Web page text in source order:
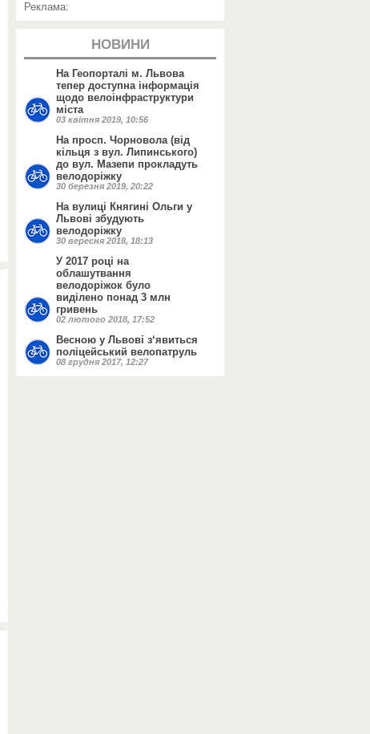
Реклама:
НОВИНИ
На Геопорталі м. Львова
тепер доступна інформація
щодо велоінфраструктури
міста
03 квітня 2019, 10:56
На просп. Чорновола (від
кільця з вул. Липинського)
до вул. Мазепи прокладуть
велодоріжку
30 березня 2019, 20:22
На вулиці Княгині Ольги у
Львові збудують
велодоріжку
30 вересня 2018, 18:13
У 2017 році на
облашутвання
велодоріжок було
виділено понад 3 млн
гривень
02 лютого 2018, 17:52
Весною у Львові з‘явиться
поліцейський велопатруль
08 грудня 2017, 12:27